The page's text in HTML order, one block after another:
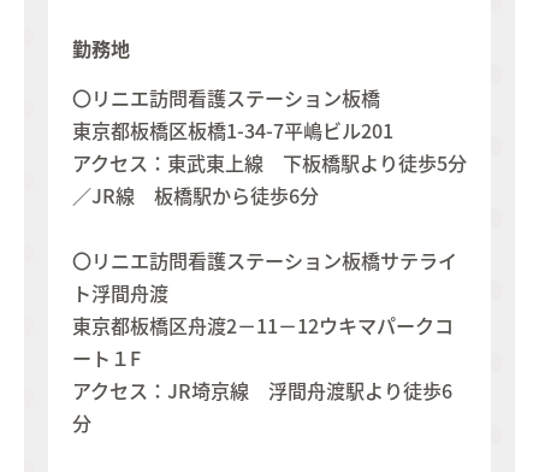
勤務地
〇リニエ訪問看護ステーション板橋
東京都板橋区板橋1-34-7平嶋ビル201
アクセス：東武東上線 下板橋駅より徒歩5分
／JR線 板橋駅から徒歩6分
〇リニエ訪問看護ステーション板橋サテライ
ト浮間舟渡
東京都板橋区舟渡2－11－12ウキマパークコ
ート１F
アクセス：JR埼京線 浮間舟渡駅より徒歩6
分